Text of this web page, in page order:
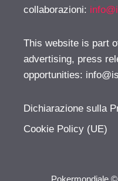
collaborazioni:
This website is part
advertising, press
opportunities:
Dichiarazione sulla
Cookie Policy (UE)